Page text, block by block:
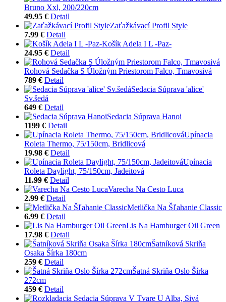
Bruno Xxl, 200/220cm
49.95 € Detail
Zaťažkávací Profil Style
7.99 € Detail
Košík Adela I L -Paz-
24.95 € Detail
Rohová Sedačka S Úložným Priestorom Falco, Tmavosivá
789 € Detail
Sedacia Súprava 'alice'
Sv.šedá
649 € Detail
Sedacia Súprava Hanoi
1199 € Detail
Upínacia
Roleta Thermo, 75/150cm, Bridlicová
19.98 € Detail
Upínacia
Roleta Daylight, 75/150cm, Jadeitová
11.99 € Detail
Varecha Na Cesto Luca
2.99 € Detail
Metlička Na Šľahanie Classic
6.99 € Detail
Lis Na Hamburger Oil Green
17.98 € Detail
Šatníková Skriňa
Osaka Šírka 180cm
259 € Detail
Šatná Skriňa Oslo Šírka
272cm
459 € Detail